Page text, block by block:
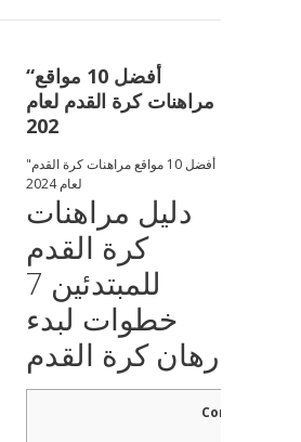
“أفضل 10 مواقع
مراهنات كرة القدم لعام
202
"أفضل 10 مواقع مراهنات كرة القدم
لعام 2024
دليل مراهنات
كرة القدم
للمبتدئين 7
خطوات لبدء
رهان كرة القدم
Content